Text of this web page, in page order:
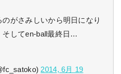
がさみしいから明日になり
そしてen-ball最終日…
2014, 6月 19